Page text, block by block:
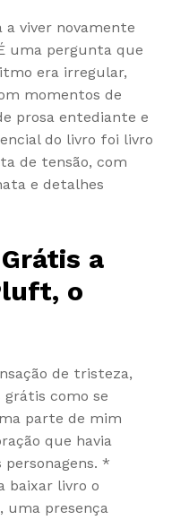
a viver novamente
uma pergunta que
era irregular,
momentos de
prosa entediante e
do livro foi livro
de tensão, com
e detalhes
a
o
de tristeza,
grátis como se
parte de mim
que havia
*
baixar livro o
uma presença